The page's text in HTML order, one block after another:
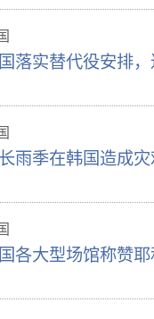
落实替代役安排
雨季在韩国造成
各大型场馆称赞